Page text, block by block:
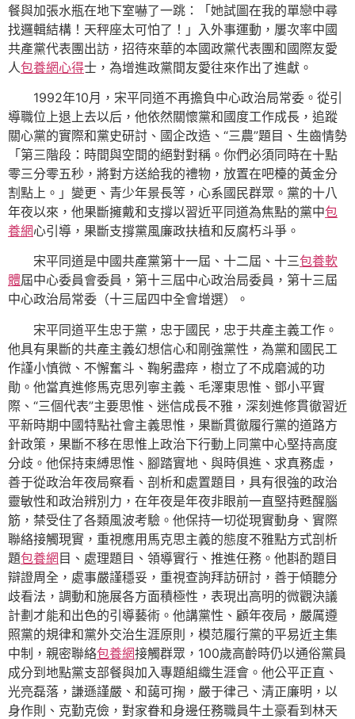
餐與加張水瓶在地下室嚇了一跳：「她試圖在我的單戀中尋
找邏輯結構！天秤座太可怕了！」入外事運動，屢次率中國
共產黨代表團出訪，招待來華的本國政黨代表團和國際友愛
人包養網心得士，為增進政黨間友愛往來作出了進獻。
1992年10月，宋平同道不再擔負中心政治局常委。從引
導職位上退上去以后，他依然關懷黨和國度工作成長，追蹤
關心黨的實際和黨史研討、國企改造、“三農”題目、生齒情勢
「第三階段：時間與空間的絕對對稱。你們必須同時在十點
零三分零五秒，將對方送給我的禮物，放置在吧檯的黃金分
割點上。」變更、青少年景長等，心系國民群眾。黨的十八
年夜以來，他果斷擁戴和支撐以習近平同道為焦點的黨中包
養網心引導，果斷支撐黨風廉政扶植和反腐朽斗爭。
宋平同道是中國共產黨第十一屆、十二屆、十三包養軟
體屆中心委員會委員，第十三屆中心政治局委員，第十三屆
中心政治局常委（十三屆四中全會增選）。
宋平同道平生忠于黨，忠于國民，忠于共產主義工作。
他具有果斷的共產主義幻想信心和剛強黨性，為黨和國民工
作謹小慎微、不懈奮斗、鞠躬盡瘁，樹立了不成磨滅的功
勛。他當真進修馬克思列寧主義、毛澤東思惟、鄧小平實
際、“三個代表”主要思惟、迷信成長不雅，深刻進修貫徹習近
平新時期中國特點社會主義思惟，果斷貫徹履行黨的道路方
針政策，果斷不移在思惟上政治下行動上同黨中心堅持高度
分歧。他保持束縛思惟、腳踏實地、與時俱進、求真務虛，
善于從政治年夜局察看、剖析和處置題目，具有很強的政治
靈敏性和政治辨別力，在年夜是年夜非眼前一直堅持甦醒腦
筋，禁受住了各類風波考驗。他保持一切從現實動身、實際
聯絡接觸現實，重視應用馬克思主義的態度不雅點方式剖析
題包養網目、處理題目、領導實行、推進任務。他斟酌題目
辯證周全，處事嚴謹穩妥，重視查詢拜訪研討，善于傾聽分
歧看法，調動和施展各方面積極性，表現出高明的微觀決議
計劃才能和出色的引導藝術。他講黨性、顧年夜局，嚴厲遵
照黨的規律和黨外交治生涯原則，模范履行黨的平易近主集
中制，親密聯絡包養網接觸群眾，100歲高齡時仍以通俗黨員
成分到地點黨支部餐與加入專題組織生涯會。他公平正直、
光亮磊落，謙遜謹嚴、和藹可掬，嚴于律己、清正廉明，以
身作則、克勤克儉，對家眷和身邊任務職員牛土豪看到林天